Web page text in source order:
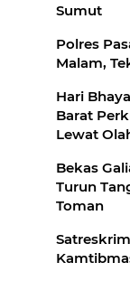
Sumut
Polres
Malam,
Hari
Barat
Lewat
Bekas
Turun
Toman